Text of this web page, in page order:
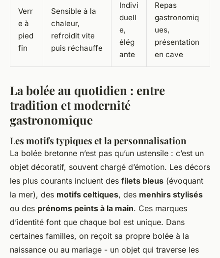
Verr
e à
pied
fin
Sensible à la
chaleur,
refroidit vite
puis réchauffe
Indivi
duell
e,
élég
ante
Repas
gastronomiq
ues,
présentation
en cave
La bolée au quotidien : entre
tradition et modernité
gastronomique
Les motifs typiques et la personnalisation
La bolée bretonne n’est pas qu’un ustensile : c’est un
objet décoratif, souvent chargé d’émotion. Les décors
les plus courants incluent des filets bleus (évoquant
la mer), des motifs celtiques, des menhirs stylisés
ou des prénoms peints à la main. Ces marques
d’identité font que chaque bol est unique. Dans
certaines familles, on reçoit sa propre bolée à la
naissance ou au mariage - un objet qui traverse les